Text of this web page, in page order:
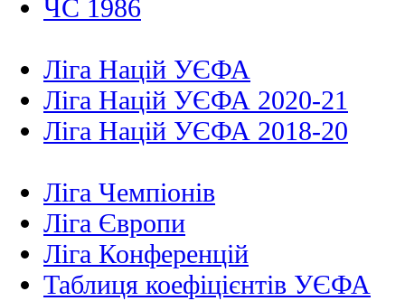
ЧС 1986
Ліга Націй УЄФА
Ліга Націй УЄФА 2020-21
Ліга Націй УЄФА 2018-20
Ліга Чемпіонів
Ліга Європи
Ліга Конференцій
Таблиця коефіцієнтів УЄФА